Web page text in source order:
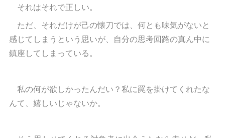
それはそれで正しい。
ただ、それだけが己の懐刀では、何とも味気がないと
感じてしまうという思いが、自分の思考回路の真ん中に
鎮座してしまっている。
私の何が欲しかったんだい？私に罠を掛けてくれたな
んて、嬉しいじゃないか。